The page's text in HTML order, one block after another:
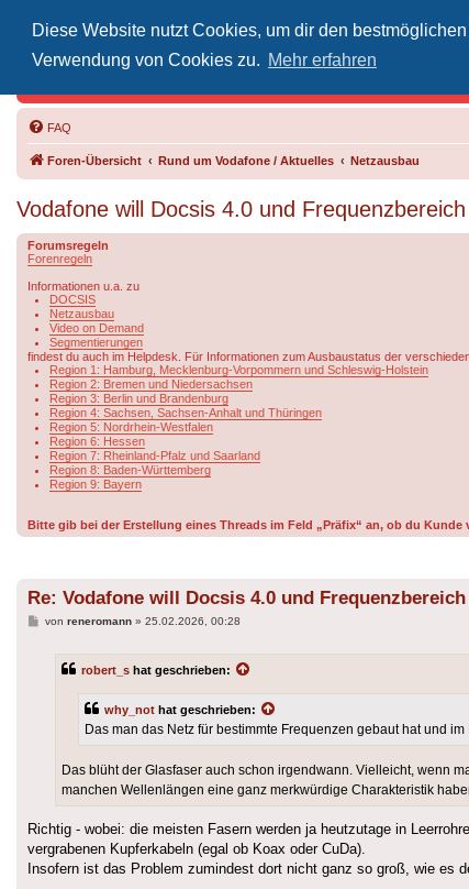
Diese Website nutzt Cookies, um dir den
Verwendung von Cookies zu. Mehr erfahren
FAQ
Foren-Übersicht Rund um Vodafone / Aktuelles Netzausbau
Vodafone will Docsis 4.0 und
Forumsregeln
Forenregeln
Informationen u.a. zu
DOCSIS
Netzausbau
Video on Demand
Segmentierungen
findest du auch im Helpdesk. Für Informationen zum Ausbaustatus der
Region 1: Hamburg, Mecklenburg-Vorpommern und Schleswig-Holstein
Region 2: Bremen und Niedersachsen
Region 3: Berlin und Brandenburg
Region 4: Sachsen, Sachsen-Anhalt und Thüringen
Region 5: Nordrhein-Westfalen
Region 6: Hessen
Region 7: Rheinland-Pfalz und Saarland
Region 8: Baden-Württemberg
Region 9: Bayern
Bitte gib bei der Erstellung eines Threads im Feld „Präfix“ an, ob du
Re: Vodafone will Docsis 4.0 und
Beitrag
von reneromann» 25.02.2026, 00:28
robert_s hat geschrieben:
why_not hat geschrieben:
Das man das Netz für bestimmte Frequenzen gebaut hat und
Das blüht der Glasfaser auch schon irgendwann. Vielleicht, wenn
manchen Wellenlängen eine ganz merkwürdige Charakteristik
Richtig - wobei: die meisten Fasern werden ja heutzutage in
vergrabenen Kupferkabeln (egal ob Koax oder CuDa).
Insofern ist das Problem zumindest dort nicht ganz so groß, wie es